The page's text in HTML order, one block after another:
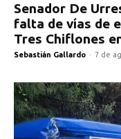
Senador De
falta de vías de
Tres Chiflones
Sebastián Gallardo - 7 de